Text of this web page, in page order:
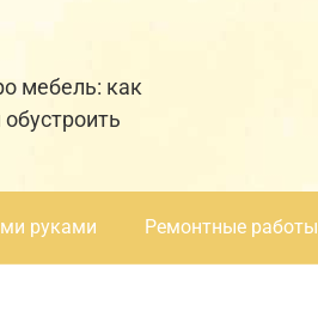
мебель: как
руками Ремонтные работы